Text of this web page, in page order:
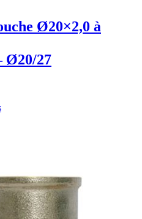
Ø20×2,0 à
Ø20/27